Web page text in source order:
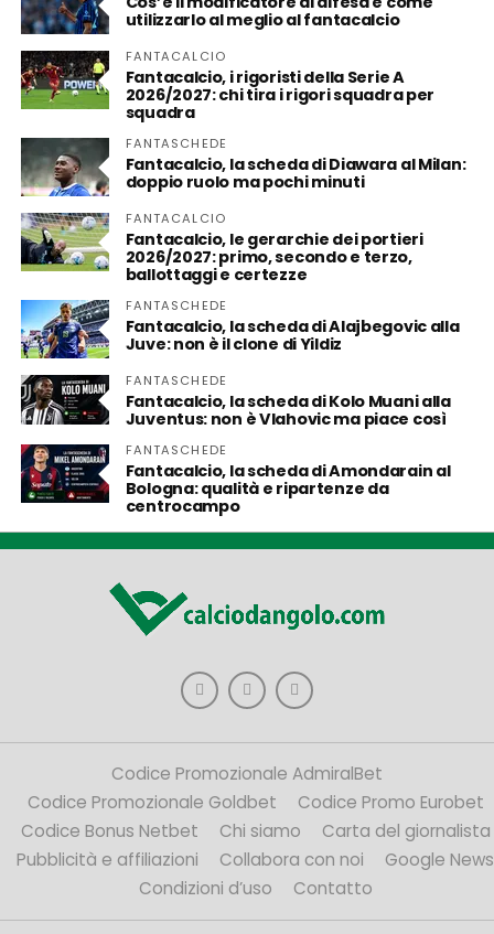
utilizzarlo al meglio al fantacalcio
FANTACALCIO
Fantacalcio, i rigoristi della Serie A
2026/2027: chi tira i rigori squadra per
squadra
FANTASCHEDE
Fantacalcio, la scheda di Diawara al Milan:
doppio ruolo ma pochi minuti
FANTACALCIO
Fantacalcio, le gerarchie dei portieri
2026/2027: primo, secondo e terzo,
ballottaggi e certezze
FANTASCHEDE
Fantacalcio, la scheda di Alajbegovic alla
Juve: non è il clone di Yildiz
FANTASCHEDE
Fantacalcio, la scheda di Kolo Muani alla
Juventus: non è Vlahovic ma piace così
FANTASCHEDE
Fantacalcio, la scheda di Amondarain al
Bologna: qualità e ripartenze da
centrocampo
Codice Promozionale AdmiralBet
Codice Promozionale Goldbet
Codice Promo Eurobet
Codice Bonus Netbet
Chi siamo
Carta del giornalista
Pubblicità e affiliazioni
Collabora con noi
Google News
Condizioni d’uso
Contatto